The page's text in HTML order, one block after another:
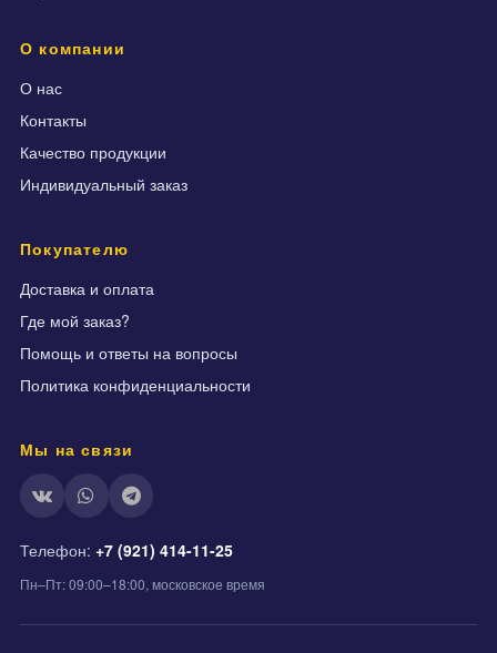
О компании
О нас
Контакты
Качество продукции
Индивидуальный заказ
Покупателю
Доставка и оплата
Где мой заказ?
Помощь и ответы на вопросы
Политика конфиденциальности
Мы на связи
Телефон: +7 (921) 414-11-25
Пн–Пт: 09:00–18:00, московское время